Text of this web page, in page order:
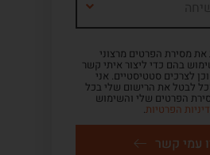
מסירת הפרטים מרצוני
בהם כדי ליצור איתי קשר
וכן לצרכים סטטיסטיים. אני
לבטל את הרישום שלי בכל
הפרטים שלי והשימוש
הפרטיות.
עמי קשר